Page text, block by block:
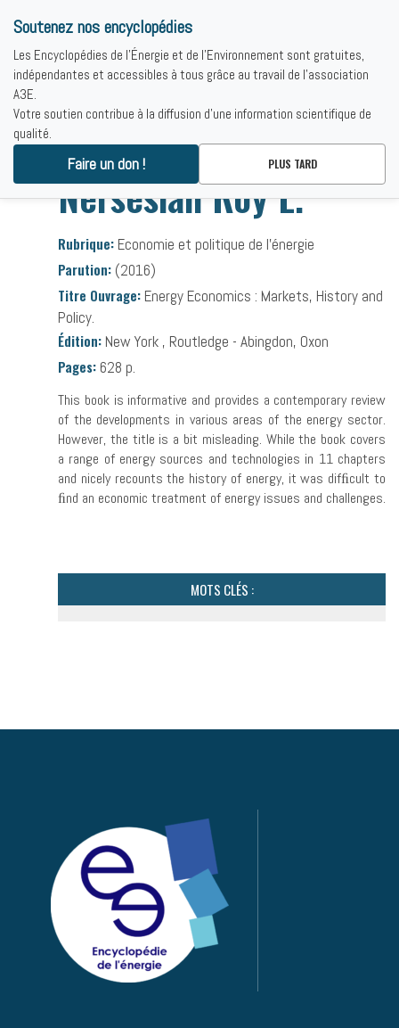
Bibliographies -
Nersesian Roy L.
Rubrique: Economie et politique de l’énergie
Parution: (2016)
Titre Ouvrage: Energy Economics : Markets, History and
Policy.
Édition: New York , Routledge - Abingdon, Oxon
Pages: 628 p.
This book is informative and provides a contemporary review
of the developments in various areas of the energy sector.
However, the title is a bit misleading. While the book covers
a range of energy sources and technologies in 11 chapters
and nicely recounts the history of energy, it was difﬁcult to
ﬁnd an economic treatment of energy issues and challenges.
MOTS CLÉS :
Soutenez nos encyclopédies
Les Encyclopédies de l'Énergie et de l'Environnement sont gratuites,
indépendantes et accessibles à tous grâce au travail de l'association
A3E.
Votre soutien contribue à la diffusion d'une information scientifique de
qualité.
Faire un don ! PLUS TARD